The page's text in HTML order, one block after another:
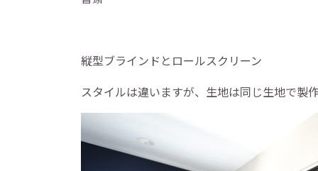
縦型ブラインドとロールスクリーン
スタイルは違いますが、生地は同じ生地で製